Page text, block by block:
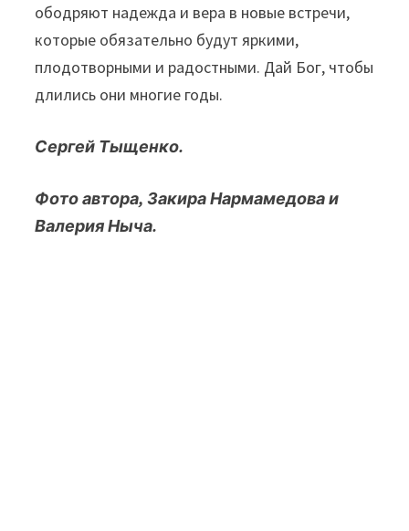
ободряют надежда и вера в новые встречи,
которые обязательно будут яркими,
плодотворными и радостными. Дай Бог, чтобы
длились они многие годы.
Сергей Тыщенко.
Фото автора, Закира Нармамедова и
Валерия Ныча.